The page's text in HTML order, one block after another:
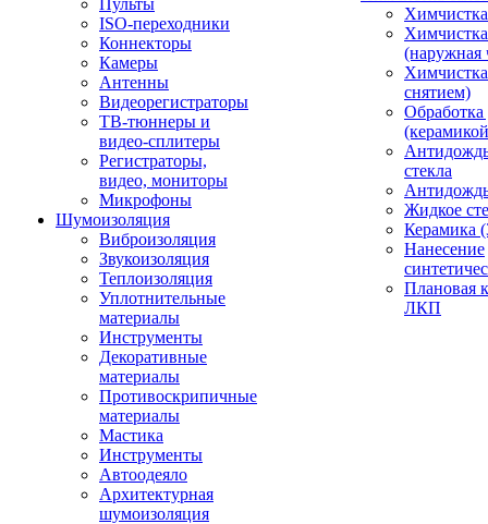
Пульты
ISO-переходники
Коннекторы
Камеры
Антенны
Видеорегистраторы
ТВ-тюннеры и
видео-сплитеры
Регистраторы,
видео, мониторы
Микрофоны
Шумоизоляция
Виброизоляция
Звукоизоляция
Теплоизоляция
Уплотнительные
материалы
Инструменты
Декоративные
материалы
Противоскрипичные
материалы
Мастика
Инструменты
Автоодеяло
Архитектурная
шумоизоляция
(наружная
снятием)
Обработка
стекла
Жидкое
Керамика
Нанесение
Плановая
ЛКП